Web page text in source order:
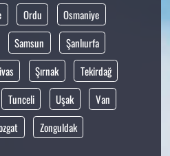
Ordu
Osmaniye
Samsun
Şanlıurfa
Şırnak
Tekirdağ
Tunceli Uşak
Van
Zonguldak